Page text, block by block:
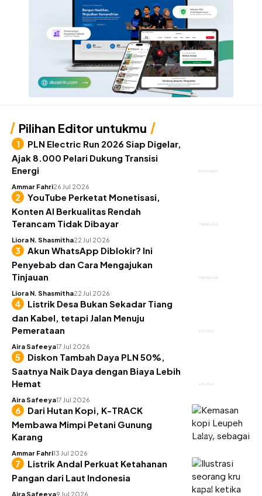
Pilihan Editor untukmu
GAYA HIDUP
PLN Electric Run 2026 Siap Digelar,
Ajak 8.000 Pelari Dukung Transisi
Energi
Ammar Fahri26 Jul 2026
TEKNOLOGI
YouTube Perketat Monetisasi,
Konten AI Berkualitas Rendah
Terancam Tidak Dibayar
Liora N. Shasmitha22 Jul 2026
TEKNOLOGI
Akun WhatsApp Diblokir? Ini
Penyebab dan Cara Mengajukan
Tinjauan
Liora N. Shasmitha22 Jul 2026
UTILITAS
Listrik Desa Bukan Sekadar Tiang
dan Kabel, tetapi Jalan Menuju
Pemerataan
Aira Safeeya17 Jul 2026
UTILITAS
Diskon Tambah Daya PLN 50%,
Saatnya Naik Daya dengan Biaya Lebih
Hemat
Aira Safeeya17 Jul 2026
GAYA HIDUP
Dari Hutan Kopi, K-TRACK
Membawa Mimpi Petani Gunung
Karang
Ammar Fahri13 Jul 2026
UTILITAS
Listrik Andal Perkuat Ketahanan
Pangan dari Laut Indonesia
Aira Safeeya9 Jul 2026